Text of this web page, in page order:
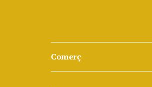
Comerç